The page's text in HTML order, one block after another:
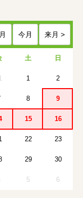
土 日
1 2
8 9
15 16
22 23
29 30
5 6